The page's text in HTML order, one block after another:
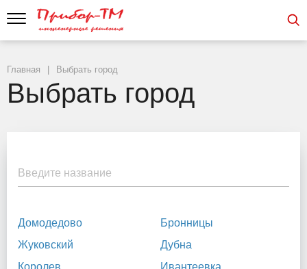
Главная Выбрать город
Выбрать город
Введите название
Домодедово
Бронницы
Жуковский
Дубна
Королев
Ивантеевка